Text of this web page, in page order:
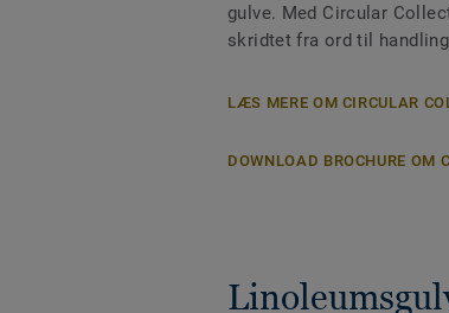
gulve. Med Circular
skridtet fra ord til
LÆS MERE OM CIRCULAR
DOWNLOAD BROCHURE OM